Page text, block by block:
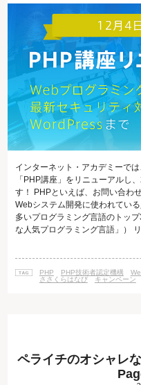
インターネット・アカデミーで
「PHP講座」をリニューアルし
す！ PHPといえば、お問い合わ
Webシステム開発に使われてい
多いプログラミング言語のトッ
な人気プログラミング言語」）
ニューアルによって生まれ変わ
発に必要な仕様設計を考え、公
発をするためのプログラミング
PHP PHP技術者認定機構
ささくらはなび
キャンペーン
ペライチのオシャレ